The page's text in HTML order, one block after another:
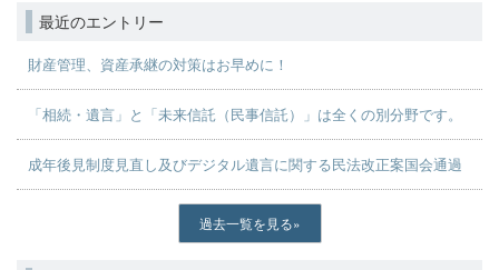
最近のエントリー
財産管理、資産承継の対策はお早めに！
「相続・遺言」と「未来信託（民事信託）」は全くの別分野です。
成年後見制度見直し及びデジタル遺言に関する民法改正案国会通過
過去一覧を見る